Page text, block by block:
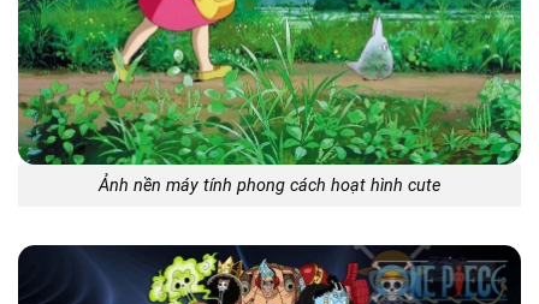
Ảnh nền máy tính phong cách hoạt hình cute